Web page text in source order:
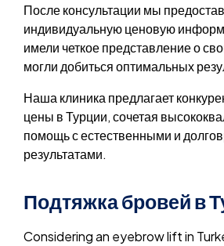
После консультации мы
индивидуальную ценовую
имели четкое представление о
могли добиться оптимальных
Наша клиника предлагает
цены в Турции, сочетая
помощь с естественными и
результатами.
Подтяжка бровей в
Considering an eyebrow lift in